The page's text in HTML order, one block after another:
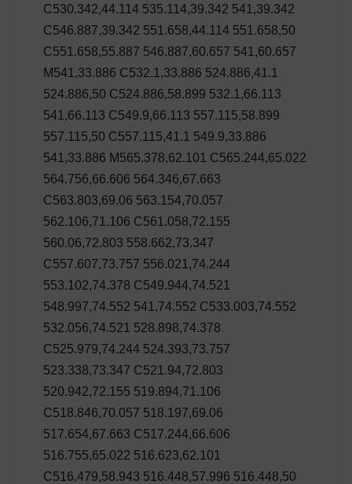
C530.342,44.114 535.114,39.342 541,39.342
C546.887,39.342 551.658,44.114 551.658,50
C551.658,55.887 546.887,60.657 541,60.657
M541,33.886 C532.1,33.886 524.886,41.1
524.886,50 C524.886,58.899 532.1,66.113
541,66.113 C549.9,66.113 557.115,58.899
557.115,50 C557.115,41.1 549.9,33.886
541,33.886 M565.378,62.101 C565.244,65.022
564.756,66.606 564.346,67.663
C563.803,69.06 563.154,70.057
562.106,71.106 C561.058,72.155
560.06,72.803 558.662,73.347
C557.607,73.757 556.021,74.244
553.102,74.378 C549.944,74.521
548.997,74.552 541,74.552 C533.003,74.552
532.056,74.521 528.898,74.378
C525.979,74.244 524.393,73.757
523.338,73.347 C521.94,72.803
520.942,72.155 519.894,71.106
C518.846,70.057 518.197,69.06
517.654,67.663 C517.244,66.606
516.755,65.022 516.623,62.101
C516.479,58.943 516.448,57.996 516.448,50